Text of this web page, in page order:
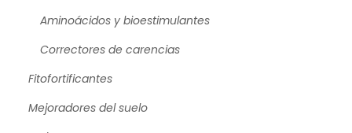
Aminoácidos y bioestimulantes
Correctores de carencias
Fitofortificantes
Mejoradores del suelo